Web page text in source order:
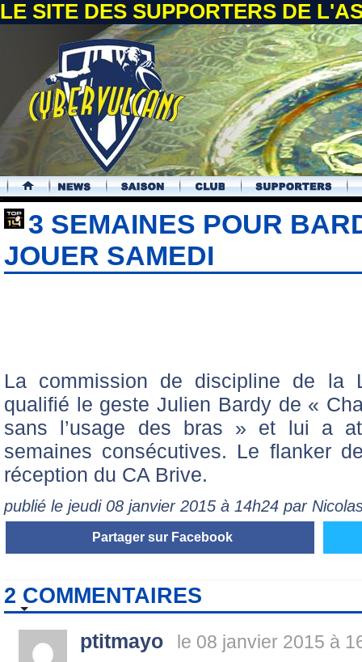
LE SITE DES SUPPORTERS DE
.
3 SEMAINES POUR
JOUER SAMEDI
La commission de discipline de la
qualifié le geste Julien Bardy de «
sans l’usage des bras » et lui a
semaines consécutives. Le flanker
réception du CA Brive.
publié le jeudi 08 janvier 2015 à 14h24 par
Partager sur Facebook
2 COMMENTAIRES
ptitmayo le 08 janvier 2015 à